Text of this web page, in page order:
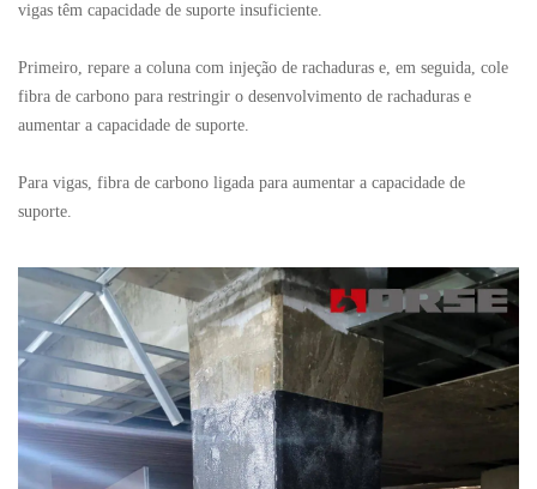
vigas têm capacidade de suporte insuficiente.
Primeiro, repare a coluna com injeção de rachaduras e, em seguida, cole
fibra de carbono para restringir o desenvolvimento de rachaduras e
aumentar a capacidade de suporte.
Para vigas, fibra de carbono ligada para aumentar a capacidade de
suporte.